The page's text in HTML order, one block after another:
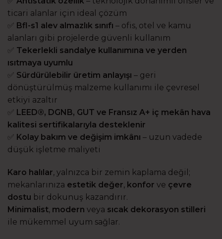
ticari alanlar için ideal çözüm
✅ Bfl-s1 alev almazlık sınıfı – ofis, otel ve kamu
alanları gibi projelerde güvenli kullanım
✅ Tekerlekli sandalye kullanımına ve yerden
ısıtmaya uyumlu
✅ Sürdürülebilir üretim anlayışı – geri
dönüştürülmüş malzeme kullanımı ile çevresel
etkiyi azaltır
✅ LEED®, DGNB, GUT ve Fransız A+ iç mekân hava
kalitesi sertifikalarıyla desteklenir
✅ Kolay bakım ve değişim imkânı – uzun vadede
düşük işletme maliyeti
Karo halılar, yalnızca bir zemin kaplama değil;
mekanlarınıza estetik değer, konfor ve çevre
dostu bir dokunuş kazandırır.
Minimalist, modern veya sıcak dekorasyon stilleri
ile mükemmel uyum sağlar.